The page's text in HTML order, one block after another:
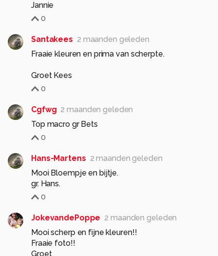
Jannie
0
Santakees 2 maanden geleden
Fraaie kleuren en prima van scherpte.
Groet Kees
0
Cgfwg 2 maanden geleden
Top macro gr Bets
0
Hans-Martens 2 maanden geleden
Mooi Bloempje en bijtje.
gr. Hans.
0
JokevandePoppe 2 maanden geleden
Mooi scherp en fijne kleuren!!
Fraaie foto!!
Groet